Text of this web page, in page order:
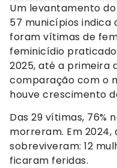
Um levantamento
57 municípios indica
foram vítimas de
feminicídio
2025, até a primeira
comparação com o
houve crescimento
Das 29 vítimas, 76%
morreram. Em 2024,
sobreviveram: 12
ficaram feridas.